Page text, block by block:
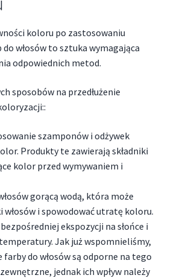
koloru po zastosowaniu
włosów to sztuka wymagająca
odpowiednich metod.
sposobów na przedłużenie
szamponów i odżywek
Produkty te zawierają składniki
kolor przed wymywaniem i
gorącą wodą, która może
włosów i spowodować utratę koloru.
ekspozycji na słońce i
Jak już wspomnieliśmy,
do włosów są odporne na tego
jednak ich wpływ należy